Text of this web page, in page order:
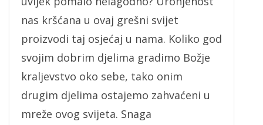
nas kršćana u ovaj grešni svijet
proizvodi taj osjećaj u nama. Koliko god
svojim dobrim djelima gradimo Božje
kraljevstvo oko sebe, tako onim
drugim djelima ostajemo zahvaćeni u
mreže ovog svijeta. Snaga